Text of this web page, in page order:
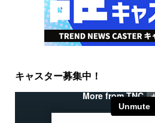
キャスター募集中！